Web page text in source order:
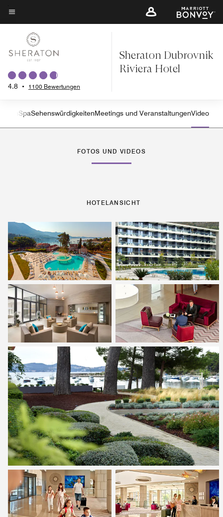
Skip
to
content
Menütext
4.8 • 1100 Bewertungen
Sheraton Dubrovnik
Riviera Hotel
Linkspfeil
SpaSehenswürdigkeitenMeetings und VeranstaltungenVideo
FOTOS UND VIDEOS
HOTELANSICHT